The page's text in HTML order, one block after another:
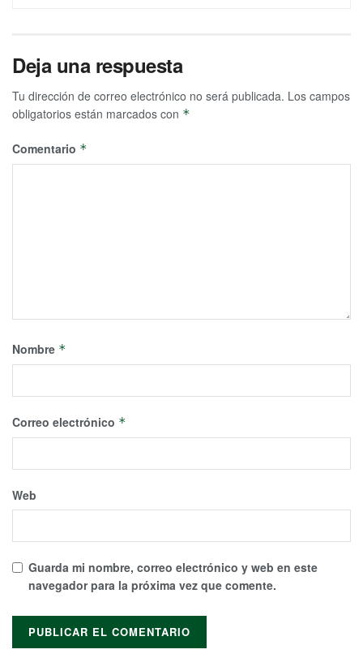
Deja una respuesta
Tu dirección de correo electrónico no será publicada. Los campos
obligatorios están marcados con *
Comentario *
Nombre *
Correo electrónico *
Web
Guarda mi nombre, correo electrónico y web en este
navegador para la próxima vez que comente.